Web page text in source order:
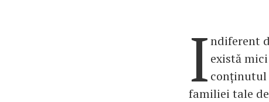
Indiferent
există
conținutul
familiei tale